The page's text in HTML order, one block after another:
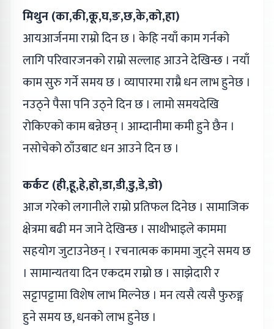
मिथुन (का,की,कू,घ,ङ,छ,के,को,हा)
आयआर्जनमा राम्रो दिन छ । केहि नयाँ काम गर्नको
लागि परिवारजनको राम्रो सल्लाह आउने देखिन्छ । नयाँ
काम सुरु गर्ने समय छ । व्यापारमा राम्रै धन लाभ हुनेछ ।
नउठ्ने पैसा पनि उठ्ने दिन छ । लामो समयदेखि
रोकिएको काम बन्नेछन् । आम्दानीमा कमी हुने छैन ।
नसोचेको ठाँउबाट धन आउने दिन छ ।
कर्कट (ही,हू,हे,हो,डा,डी,डु,डे,डो)
आज गरेको लगानीले राम्रो प्रतिफल दिनेछ । सामाजिक
क्षेत्रमा बढी मन जाने देखिन्छ । साथीभाइले काममा
सहयोग जुटाउनेछन् । रचनात्मक काममा जुट्ने समय छ
। सामान्यतया दिन एकदम राम्रो छ । साझेदारी र
सट्टापट्टामा विशेष लाभ मिल्नेछ । मन त्यसै त्यसै फुरुङ्ग
हुने समय छ, धनको लाभ हुनेछ ।